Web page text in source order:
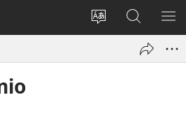
Baguhin
wika
Mag-
log
sa
JW.ORG